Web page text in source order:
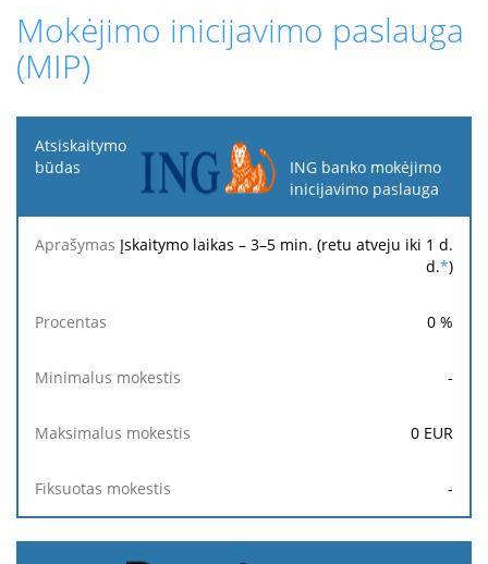
Mokėjimo inicijavimo paslauga
(MIP)
Atsiskaitymo
būdas
Minimalus
mokestis
Maksimalus
mokestis
ING banko mokėjimo
inicijavimo paslauga
Įskaitymo laikas – 3–5 min. (retu atveju iki 1 d.
d.*)
0 %
-
0 EUR
-